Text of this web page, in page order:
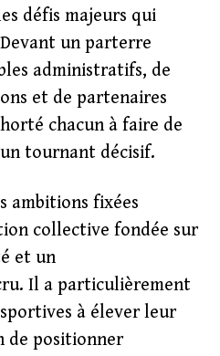
défis majeurs qui
un parterre
administratifs, de
et de partenaires
chacun à faire de
tournant décisif.
ambitions fixées
collective fondée sur
et un
Il a particulièrement
à élever leur
de positionner